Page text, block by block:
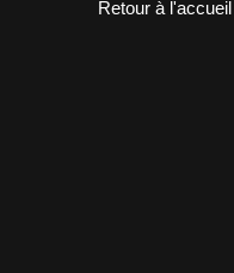
Retour à l'accueil